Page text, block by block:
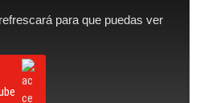
para que puedas ver